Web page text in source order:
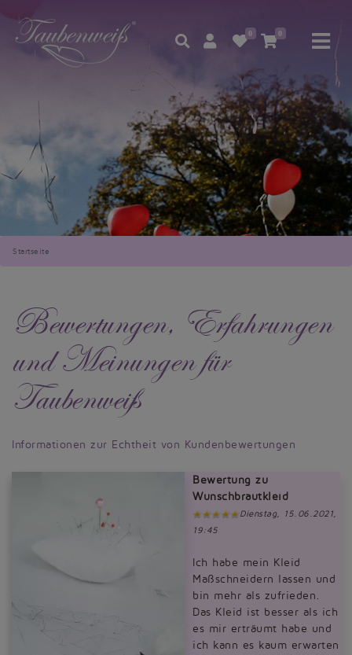
0 0
Startseite
Bewertungen, Erfahrungen
und Meinungen für
Taubenweiß
Informationen zur Echtheit von Kundenbewertungen
Bewertung zu
Wunschbrautkleid
Dienstag, 15.06.2021,
19:45
Ich habe mein Kleid
Maßschneidern lassen und
bin mehr als zufrieden.
Das Kleid ist besser als ich
es mir erträumt habe und
ich kann es kaum erwarten